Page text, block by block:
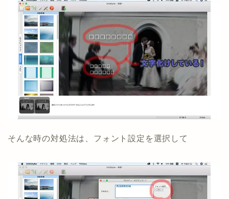
そんな時の対処法は、フォント設定を選択して